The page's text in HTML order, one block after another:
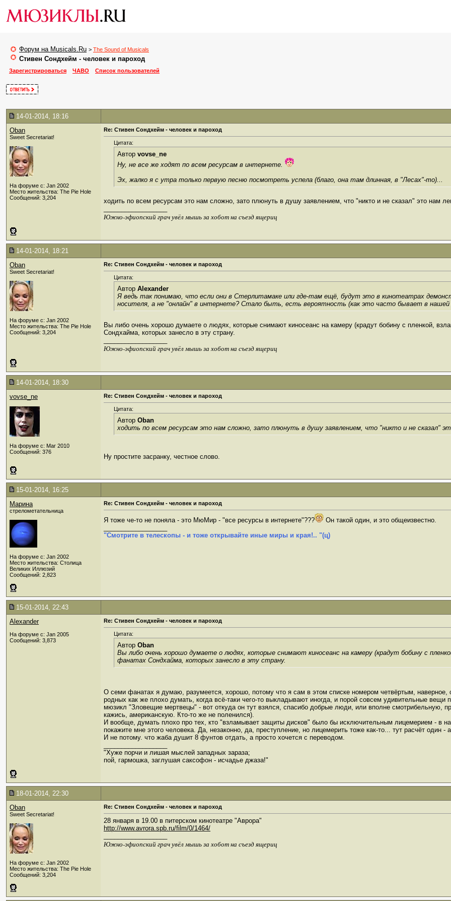
Форум на Musicals.Ru > The Sound of Musicals
Стивен Сондхейм - человек и пароход
Зарегистрироваться
ЧАВО Список пользователей
14-01-2014, 18:16
Oban
Sweet Secretariat!
На форуме с: Jan 2002
Место жительства: The Pie Hole
Сообщений: 3,204
Re: Стивен Сондхейм - человек и пароход
Цитата:
Автор vovse_ne
Ну, не все же ходят по всем ресурсам в интернете.
Эх, жалко я с утра только первую песню посмотреть успела (благо, она там длинная, в "Лесах"-то)...
ходить по всем ресурсам это нам сложно, зато плюнуть в душу заявлением, что "никто и не сказал" это нам
Южно-эфиопский грач увёл мышь за хобот на съезд ящериц
14-01-2014, 18:21
Oban
Sweet Secretariat!
На форуме с: Jan 2002
Место жительства: The Pie Hole
Сообщений: 3,204
Re: Стивен Сондхейм - человек и пароход
Цитата:
Автор Alexander
Я ведь так понимаю, что если они в Стерлитамаке или где-там ещё, будут это в кинотеатрах
носителя, а не "онлайн" в интернете? Стало быть, есть вероятность (как это часто бывает в
Вы либо очень хорошо думаете о людях, которые снимают киносеанс на камеру (крадут бобину с пленкой,
Сондхайма, которых занесло в эту страну.
Южно-эфиопский грач увёл мышь за хобот на съезд ящериц
14-01-2014, 18:30
vovse_ne
На форуме с: Mar 2010
Сообщений: 376
Re: Стивен Сондхейм - человек и пароход
Цитата:
Автор Oban
ходить по всем ресурсам это нам сложно, зато плюнуть в душу заявлением, что "никто и не сказал"
Ну простите засранку, честное слово.
15-01-2014, 16:25
Марина
стрелометательница
На форуме с: Jan 2002
Место жительства: Столица
Великих Иллюзий
Сообщений: 2,823
Re: Стивен Сондхейм - человек и пароход
Я тоже че-то не поняла - это МюМир - "все ресурсы в интернете"???
Он такой один, и это общеизвестно.
"Смотрите в телескопы - и тоже открывайте иные миры и края!.. "(ц)
15-01-2014, 22:43
Alexander
На форуме с: Jan 2005
Сообщений: 3,873
Re: Стивен Сондхейм - человек и пароход
Цитата:
Автор Oban
Вы либо очень хорошо думаете о людях, которые снимают киносеанс на камеру (крадут бобину с
фанатах Сондхайма, которых занесло в эту страну.
О семи фанатах я думаю, разумеется, хорошо, потому что я сам в этом списке номером четвёртым, наверное,
родных как же плохо думать, когда всё-таки чего-то выкладывают иногда, и порой совсем удивительные
мюзикл "Зловещие мертвецы" - вот откуда он тут взялся, спасибо добрые люди, или вполне смотрибельную,
кажись, американскую. Кто-то же не поленился).
И вообще, думать плохо про тех, кто "взламывает защиты дисков" было бы исключительным лицемерием - в
покажите мне этого человека. Да, незаконно, да, преступление, но лицемерить тоже как-то... тут расчёт один -
И не потому. что жаба душит 8 фунтов отдать, а просто хочется с переводом.
"Хуже порчи и лишая мыслей западных зараза;
пой, гармошка, заглушая саксофон - исчадье джаза!"
18-01-2014, 22:30
Oban
Sweet Secretariat!
На форуме с: Jan 2002
Место жительства: The Pie Hole
Сообщений: 3,204
Re: Стивен Сондхейм - человек и пароход
28 января в 19.00 в питерском кинотеатре "Аврора"
http://www.avrora.spb.ru/film/0/1464/
Южно-эфиопский грач увёл мышь за хобот на съезд ящериц